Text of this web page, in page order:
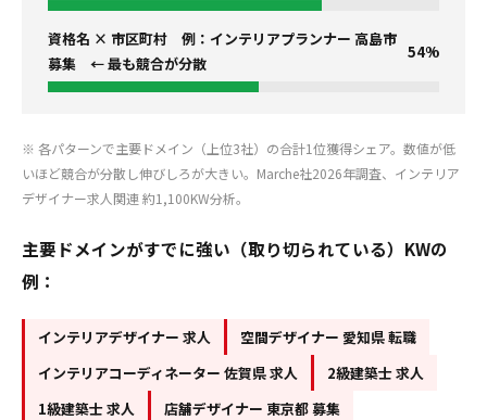
資格名 × 市区町村 例：インテリアプランナー 高島市
募集 ← 最も競合が分散
54%
※ 各パターンで主要ドメイン（上位3社）の合計1位獲得シェア。数値が低
いほど競合が分散し伸びしろが大きい。Marche社2026年調査、インテリア
デザイナー求人関連 約1,100KW分析。
主要ドメインがすでに強い（取り切られている）KWの
例：
インテリアデザイナー 求人
空間デザイナー 愛知県 転職
インテリアコーディネーター 佐賀県 求人
2級建築士 求人
1級建築士 求人
店舗デザイナー 東京都 募集